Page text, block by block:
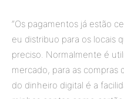
“Os pagamentos já estão
eu distribuo para os locais
preciso. Normalmente é
mercado, para as compras
do dinheiro digital é a